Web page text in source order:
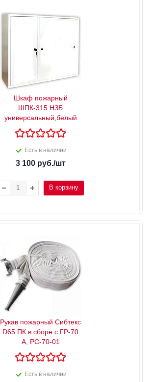
Шкаф пожарный
ШПК-315 НЗБ
универсальный,белый
Есть в наличии
3 100руб./шт
В корзину
Рукав пожарный Сибтекс
D65 ПК в сборе с ГР-70
А, РС-70-01
Есть в наличии